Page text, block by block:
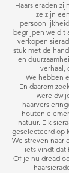
Haarsieraden
ze zijn
begrijpen we dit
verkopen
stuk met de
en
verhaal,
We hebben
En daarom
houten
natuur. Elk
geselecteerd op
We streven naar
iets vindt dat
Of je nu